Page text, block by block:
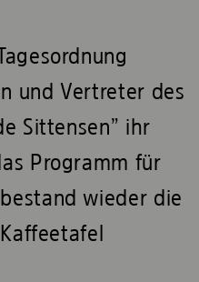
und Vertreter des
Sittensen” ihr
Programm für
wieder die